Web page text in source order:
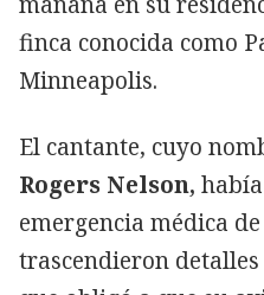
finca conocida como
Minneapolis.
El cantante, cuyo
Rogers Nelson,
emergencia médica
trascendieron